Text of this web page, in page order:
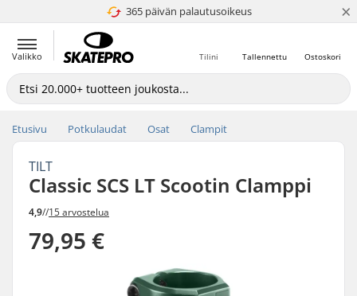
365 päivän palautusoikeus
4.8 / 5 ×
Valikko Ostoskori
Tallennettu
Tilini
Etusivu Potkulaudat Osat Clampit
TILT
Classic SCS LT Scootin Clamppi
4,9//15 arvostelua
79,95 €